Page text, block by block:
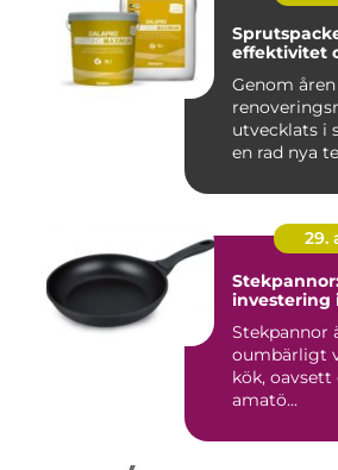
effektivitet
Genom
utvecklats i
en rad nya
29.
investering
Stekpannor
oumbärligt
kök,
amatö...